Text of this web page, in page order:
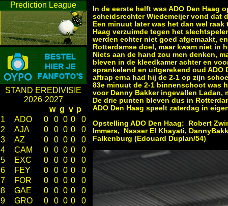
Prediction League
STAND EREDIVISIE
2026-2027
w g v p
1
ADO 0 0 0 0
0
2
AJA 0 0 0 0
0
3
AZ 0 0 0 0
0
4
CAM 0 0 0 0
0
5
EXC 0 0 0 0
0
6
FEY 0 0 0 0
0
7
FOR 0 0 0 0
0
8
GAE 0 0 0 0
0
9
GRO 0 0 0 0
0
In de eerste helft was ADO Den
scheidsrechter Wiedemeijer vond dat
Een minuut later was het dan wel
Haag verzuimde tegen het
werden echter niet goed afgemaakt,
Rotterdamse doel, maar kwam niet in
Niets aan de hand zou men denken,
bleven in de kleedkamer achter en
sprankelend en uitgerekend oud ADO
aftrap erna had hij de 2-1 op zijn
83e minuut de 2-1 binnenschoot was
voor Danny Bakker ingevallen Ladan,
De drie punten bleven dus in
ADO Den Haag speelt zaterdag in
Opstelling ADO Den Haag: Robert
Immers, Nasser El Khayati,
Falkenburg (Edouard Duplan/54)